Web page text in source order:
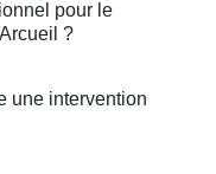
pour le
?
une intervention